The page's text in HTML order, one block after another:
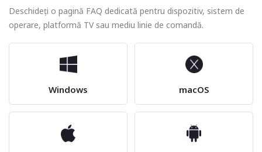
Deschideți o pagină FAQ dedicată pentru dispozitiv, sistem de
operare, platformă TV sau mediu linie de comandă.
Windows macOS